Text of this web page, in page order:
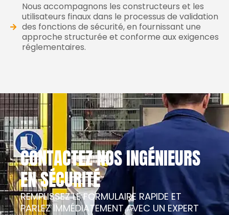
Nous accompagnons les constructeurs et les
utilisateurs finaux dans le processus de validation
des fonctions de sécurité, en fournissant une
approche structurée et conforme aux exigences
réglementaires.
CONTACTEZ NOS INGÉNIEURS
EN SÉCURITÉ
REMPLISSEZ LE FORMULAIRE RAPIDE ET
PARLEZ IMMÉDIATEMENT AVEC UN EXPERT